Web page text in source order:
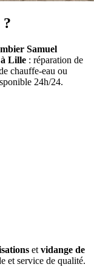
Samuel
Lille : réparation de
chauffe-eau ou
24h/24.
et vidange de
et service de qualité.